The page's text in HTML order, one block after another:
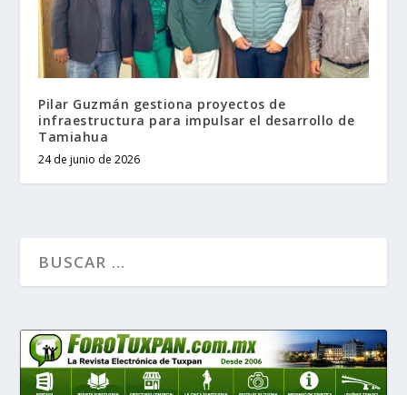
Pilar Guzmán gestiona proyectos de
infraestructura para impulsar el desarrollo de
Tamiahua
24 de junio de 2026